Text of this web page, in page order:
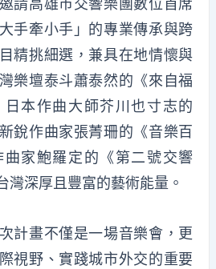
請高雄市交響樂團數位首席
手牽小手」的專業傳承與跨
精挑細選，兼具在地情懷與
樂壇泰斗蕭泰然的《來自福
本作曲大師芥川也寸志的
銳作曲家張菁珊的《音樂百
家鮑羅定的《第二號交響
灣深厚且豐富的藝術能量。
計畫不僅是一場音樂會，更
視野、實踐城市外交的重要